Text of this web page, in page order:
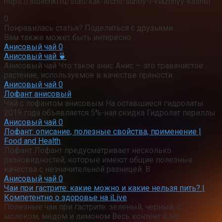
0
Понравилась статья? Поделиться с друзьями:
Вам также может быть интересно
Анисовый чай 0
Анисовый чай 🍵
Анисовый чай Что такое анис Анис — это травянистое
растение, используемое в качестве пряности
Анисовый чай 0
Лофант анисовый
Чай с лофантом анисовым На оставшиеся гидролаты
2019 года объявляется 5%-ная скидка Гидролат периллы
Анисовый чай 0
Лофант: описание, полезные свойства, применение |
Food and Health
Лофант Лофант предусматривает несколько
разновидностей, которые имеют общие полезные
качества с незначительной разницей. В
Анисовый чай 0
Чаи при гастрите: какие можно и какие нельзя пить? |
Компетентно о здоровье на iLive
Полезные чаи при гастрите: зеленый, черный, с
молоком, медом и лимоном Весь контент iLive